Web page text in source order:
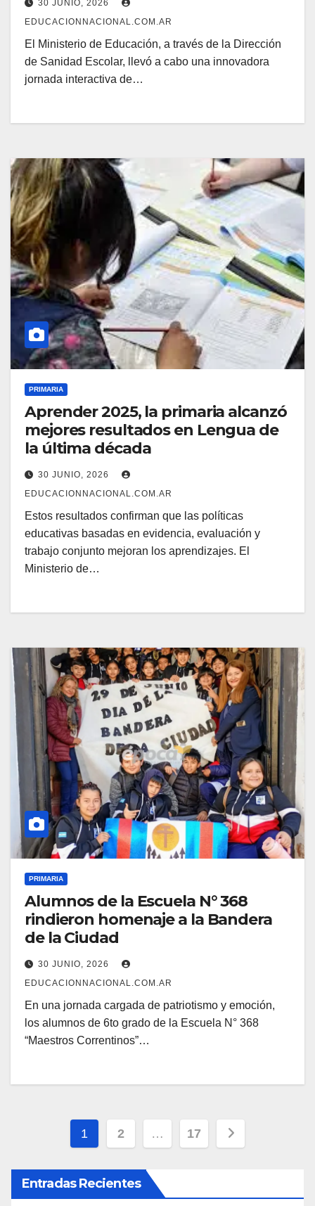
30 JUNIO, 2026
EDUCACIONNACIONAL.COM.AR
El Ministerio de Educación, a través de la Dirección
de Sanidad Escolar, llevó a cabo una innovadora
jornada interactiva de…
PRIMARIA
Aprender 2025, la primaria alcanzó
mejores resultados en Lengua de
la última década
30 JUNIO, 2026
EDUCACIONNACIONAL.COM.AR
Estos resultados confirman que las políticas
educativas basadas en evidencia, evaluación y
trabajo conjunto mejoran los aprendizajes. El
Ministerio de…
PRIMARIA
Alumnos de la Escuela N° 368
rindieron homenaje a la Bandera
de la Ciudad
30 JUNIO, 2026
EDUCACIONNACIONAL.COM.AR
En una jornada cargada de patriotismo y emoción,
los alumnos de 6to grado de la Escuela N° 368
“Maestros Correntinos”…
Navegación
de
entradas
1 2 … 17
Entradas Recientes